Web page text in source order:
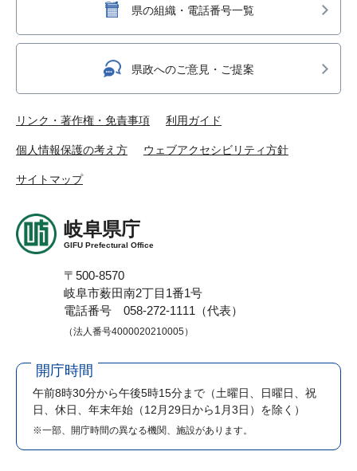
県の組織・電話番号一覧
県政へのご意見・ご提案
リンク・著作権・免責事項 利用ガイド
個人情報保護の考え方 ウェブアクセシビリティ方針
サイトマップ
岐阜県庁
GIFU Prefectural Office
〒500-8570
岐阜市薮田南2丁目1番1号
電話番号 058-272-1111（代表）
（法人番号4000020210005）
開庁時間
午前8時30分から午後5時15分まで （土曜日、日曜日、祝
日、休日、年末年始（12月29日から1月3日）を除く）
※一部、開庁時間の異なる機関、施設があります。